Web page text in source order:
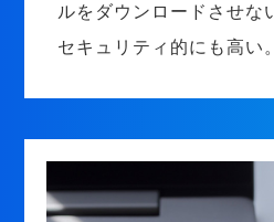
ルをダウンロードさせな
セキュリティ的にも高い。